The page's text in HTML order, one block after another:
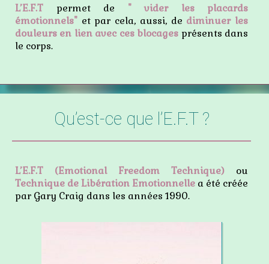
L’E.F.T permet de " vider les placards
émotionnels" et par cela, aussi, de diminuer les
douleurs en lien avec ces blocages présents dans
le corps.
Qu’est-ce que l’E.F.T ?
L’E.F.T (Emotional Freedom Technique) ou
Technique de Libération Emotionnelle a été créée
par Gary Craig dans les années 1990.